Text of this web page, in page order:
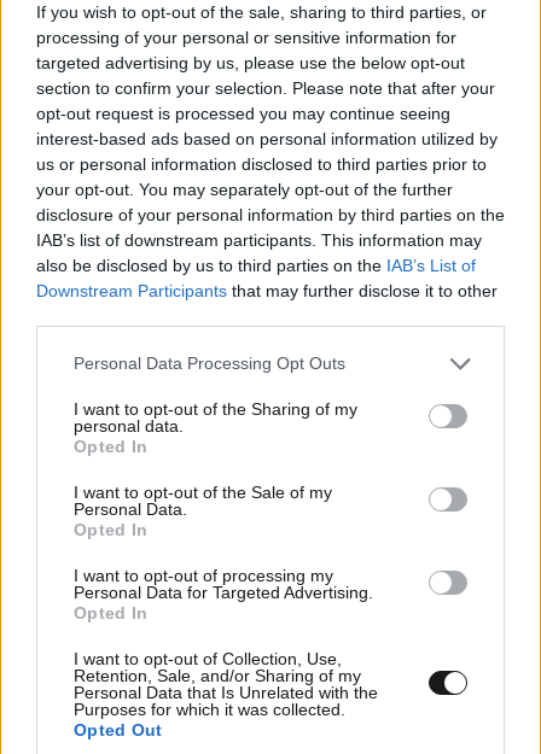
If you wish to opt-out of the sale, sharing to third parties, or
processing of your personal or sensitive information for
targeted advertising by us, please use the below opt-out
section to confirm your selection. Please note that after your
opt-out request is processed you may continue seeing
interest-based ads based on personal information utilized by
us or personal information disclosed to third parties prior to
your opt-out. You may separately opt-out of the further
disclosure of your personal information by third parties on the
IAB’s list of downstream participants. This information may
also be disclosed by us to third parties on the IAB’s List of
Downstream Participants that may further disclose it to other
Please note that this website/app uses one or more Google
not limited to your visit or usage behaviour. You may click to
grant or deny consent to Google and its third-party tags to
use your data for below specified purposes in below Google
consent section.
Personal Data Processing Opt Outs
I want to opt-out of the Sharing of my
personal data.
Opted In
I want to opt-out of the Sale of my
Personal Data.
Opted In
I want to opt-out of processing my
Personal Data for Targeted Advertising.
Opted In
I want to opt-out of Collection, Use,
Retention, Sale, and/or Sharing of my
Personal Data that Is Unrelated with the
Purposes for which it was collected.
Opted Out
αχαριστία των ανθρώπων του χώρου»
ΑΘΛΗΤΙΚΑ07·08·2026 15:45
και τα χαμόγελα στην ΑΕΚ βλέποντας τους
ανταγωνιστές